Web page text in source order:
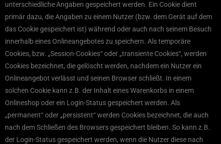
unterschiedliche Angaben gespeichert werden. Ein Cookie dient
primär dazu, die Angaben zu einem Nutzer (bzw. dem Gerät auf dem
das Cookie gespeichert ist) während oder auch nach seinem Besuch
innerhalb eines Onlineangebotes zu speichern. Als temporäre
Cookies, bzw. „Session-Cookies“ oder „transiente Cookies“, werden
Cookies bezeichnet, die gelöscht werden, nachdem ein Nutzer ein
Onlineangebot verlässt und seinen Browser schließt. In einem
solchen Cookie kann z.B. der Inhalt eines Warenkorbs in einem
Onlineshop oder ein Login-Status gespeichert werden. Als
„permanent“ oder „persistent“ werden Cookies bezeichnet, die auch
nach dem Schließen des Browsers gespeichert bleiben. So kann z.B.
der Login-Status gespeichert werden, wenn die Nutzer diese nach